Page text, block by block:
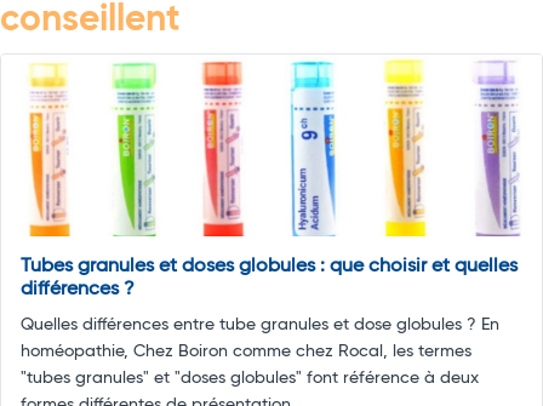
conseillent
Tubes granules et doses globules : que choisir et quelles
différences ?
Quelles différences entre tube granules et dose globules ? En
homéopathie, Chez Boiron comme chez Rocal, les termes
"tubes granules" et "doses globules" font référence à deux